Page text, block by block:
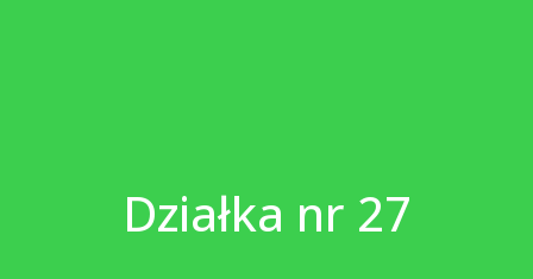
Działka nr 27